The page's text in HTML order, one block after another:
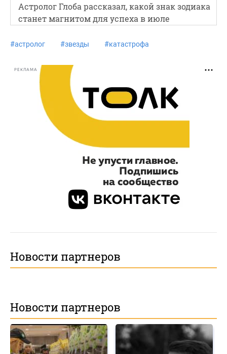
Астролог Глоба рассказал, какой знак зодиака
станет магнитом для успеха в июле
#астролог #звезды #катастрофа
РЕКЛАМА
Новости партнеров
Новости партнеров